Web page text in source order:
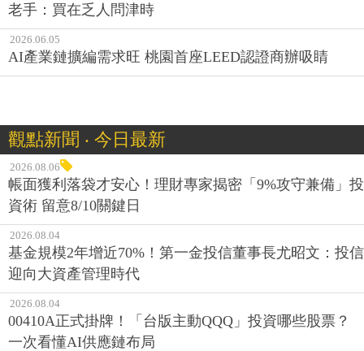
老手：買在乏人問津時
2026.06.05
AI產業鏈擴編需求旺 桃園首座LEED認證商辦吸睛
觀點新聞 ‧ 今日最新
2026.08.06
帳面獲利落袋才安心！理財專家揭密「9%攻守兼備」投
資術 留意8/10關鍵日
2026.08.04
基金規模2年增近70%！第一金投信董事長尤昭文：投信
迎向大資產管理時代
2026.08.04
00410A正式掛牌！「台版主動QQQ」投資哪些股票？
一次看懂AI供應鏈布局